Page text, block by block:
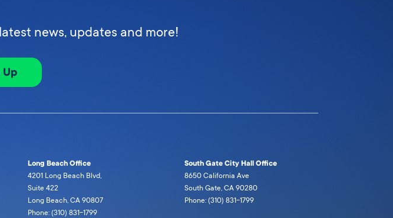
news, updates and more!
Up
Long Beach Office
4201 Long Beach Blvd,
Suite 422
Long Beach, CA 90807
Phone: (310) 831-1799
South Gate City Hall Office
8650 California Ave
South Gate, CA 90280
Phone: (310) 831-1799